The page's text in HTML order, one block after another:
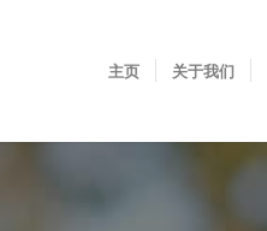
主页 关于我们